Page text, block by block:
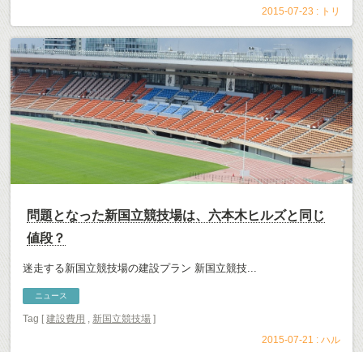
2015-07-23 : トリ
問題となった新国立競技場は、六本木ヒルズと同じ
値段？
迷走する新国立競技場の建設プラン 新国立競技...
ニュース
Tag [建設費用 , 新国立競技場 ]
2015-07-21 : ハル